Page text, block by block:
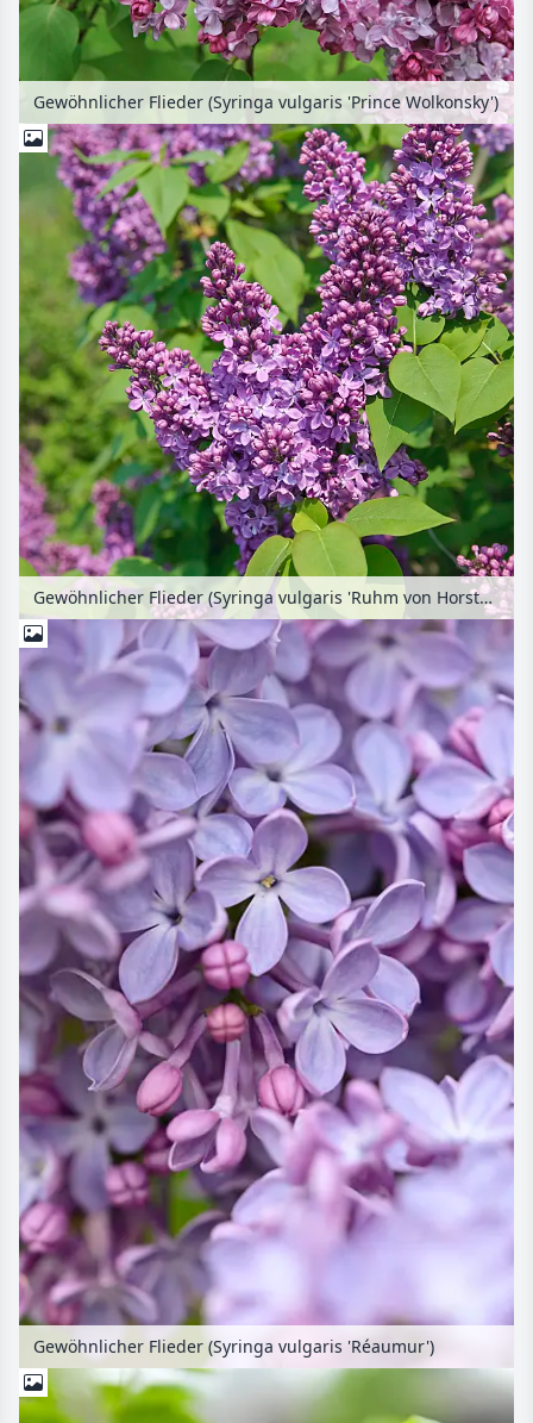
Gewöhnlicher Flieder (Syringa vulgaris 'Prince Wolkonsky')
Gewöhnlicher Flieder (Syringa vulgaris 'Ruhm von Horstenstein')
Gewöhnlicher Flieder (Syringa vulgaris 'Réaumur')